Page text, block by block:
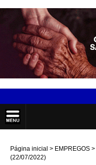
Página inicial EMPREGOS
(22/07/2022)